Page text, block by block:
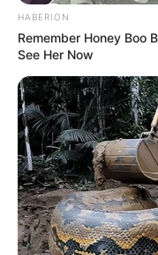
HABERION
Remember Honey Boo
See Her Now